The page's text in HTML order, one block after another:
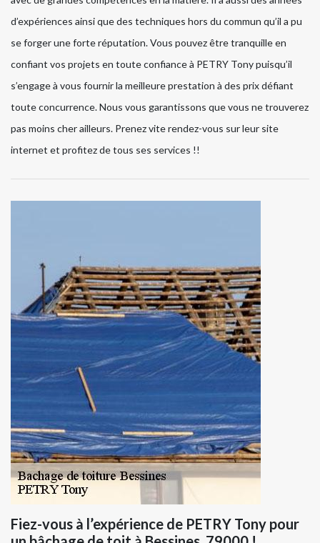
d’expériences ainsi que des techniques hors du commun qu’il a pu
se forger une forte réputation. Vous pouvez être tranquille en
confiant vos projets en toute confiance à PETRY Tony puisqu’il
s’engage à vous fournir la meilleure prestation à des prix défiant
toute concurrence. Nous vous garantissons que vous ne trouverez
pas moins cher ailleurs. Prenez vite rendez-vous sur leur site
internet et profitez de tous ses services !!
Fiez-vous à l’expérience de PETRY Tony pour